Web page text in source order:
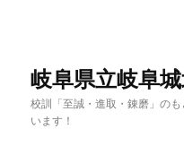
岐阜県立岐阜
校訓「至誠・進取・錬磨」の
います！